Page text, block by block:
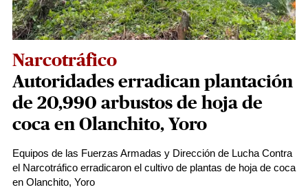
Narcotráfico
Autoridades erradican plantación
de 20,990 arbustos de hoja de
coca en Olanchito, Yoro
Equipos de las Fuerzas Armadas y Dirección de Lucha Contra
el Narcotráfico erradicaron el cultivo de plantas de hoja de coca
en Olanchito, Yoro